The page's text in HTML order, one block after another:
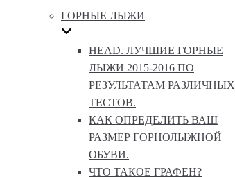
ГОРНЫЕ ЛЫЖИ
HEAD. ЛУЧШИЕ ГОРНЫЕ
ЛЫЖИ 2015-2016 ПО
РЕЗУЛЬТАТАМ РАЗЛИЧНЫХ
ТЕСТОВ.
КАК ОПРЕДЕЛИТЬ ВАШ
РАЗМЕР ГОРНОЛЫЖНОЙ
ОБУВИ.
ЧТО ТАКОЕ ГРАФЕН?